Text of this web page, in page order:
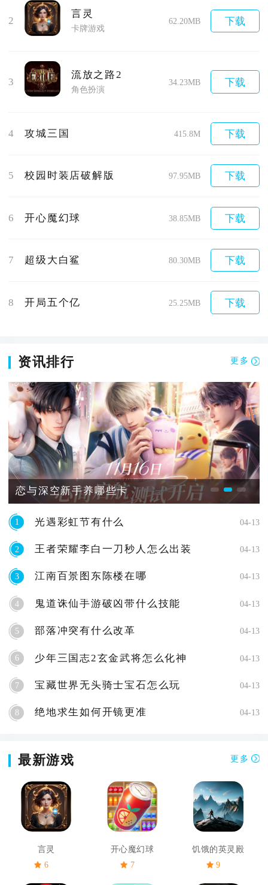
2
言灵
卡牌游戏
62.20MB 下载
3
流放之路2
角色扮演
34.23MB 下载
4 攻城三国 415.8M 下载
5 校园时装店破解版 97.95MB 下载
6 开心魔幻球 38.85MB 下载
7 超级大白鲨 80.30MB 下载
8 开局五个亿 25.25MB 下载
资讯排行 更多
恋与深空新手养哪些卡
1 光遇彩虹节有什么 04-13
2 王者荣耀李白一刀秒人怎么出装 04-13
3 江南百景图东陈楼在哪 04-13
4 鬼道诛仙手游破凶带什么技能 04-13
5 部落冲突有什么改革 04-13
6 少年三国志2玄金武将怎么化神 04-13
7 宝藏世界无头骑士宝石怎么玩 04-13
8 绝地求生如何开镜更准 04-13
最新游戏 更多
言灵
6
开心魔幻球
7
饥饿的英灵殿
9